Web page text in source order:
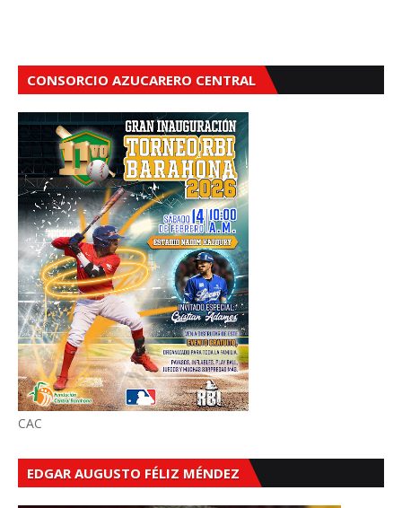
CONSORCIO AZUCARERO CENTRAL
CAC
EDGAR AUGUSTO FÉLIZ MÉNDEZ